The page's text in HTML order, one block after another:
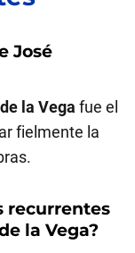
José
la Vega fue el
fielmente la
recurrentes
la Vega?